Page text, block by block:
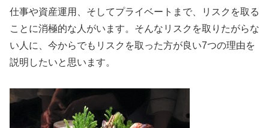
仕事や資産運用、そしてプライベートまで、リスクを取る
ことに消極的な人がいます。そんなリスクを取りたがらな
い人に、今からでもリスクを取った方が良い7つの理由を
説明したいと思います。